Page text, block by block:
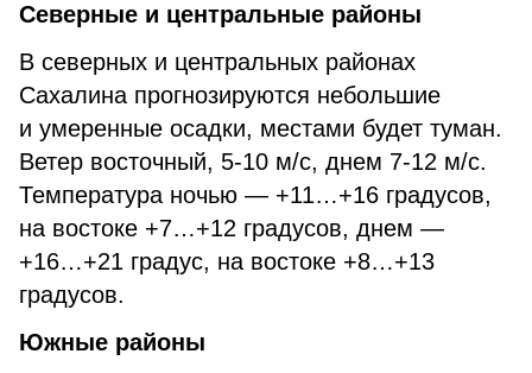
Северные и центральные районы
В северных и центральных районах
Сахалина прогнозируются небольшие
и умеренные осадки, местами будет туман.
Ветер восточный, 5-10 м/с, днем 7-12 м/с.
Температура ночью — +11…+16 градусов,
на востоке +7…+12 градусов, днем —
+16…+21 градус, на востоке +8…+13
градусов.
Южные районы